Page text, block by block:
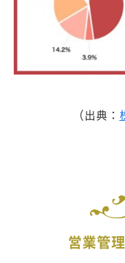
（出典：
営業管